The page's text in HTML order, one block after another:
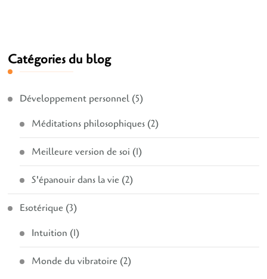
Catégories du blog
Développement personnel (5)
Méditations philosophiques (2)
Meilleure version de soi (1)
S'épanouir dans la vie (2)
Esotérique (3)
Intuition (1)
Monde du vibratoire (2)